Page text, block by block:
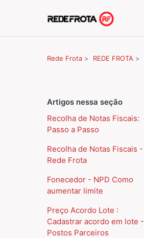
Rede Frota REDE FROTA
Artigos nessa seção
Recolha de Notas Fiscais:
Passo a Passo
Recolha de Notas Fiscais -
Rede Frota
Fonecedor - NPD Como
aumentar limite
Preço Acordo Lote :
Cadastrar acordo em lote -
Postos Parceiros